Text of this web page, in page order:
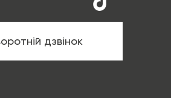
дзвінок